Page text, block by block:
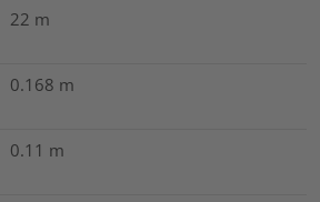
22 m
0.168 m
0.11 m